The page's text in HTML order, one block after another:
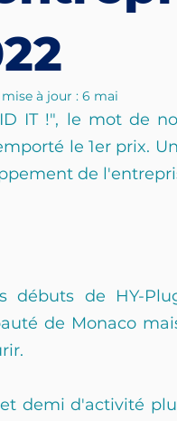
à jour : 6 mai
IT !", le mot de
le 1er prix.
de
débuts de HY-
de Monaco
demi d'activité